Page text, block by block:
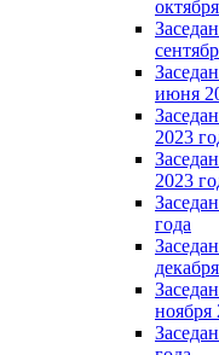
июня
2023
2023
года
ноября